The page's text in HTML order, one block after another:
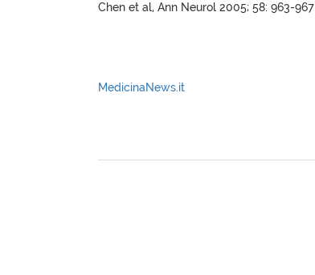
Chen et al, Ann Neurol 2005; 58: 963-967
MedicinaNews.it